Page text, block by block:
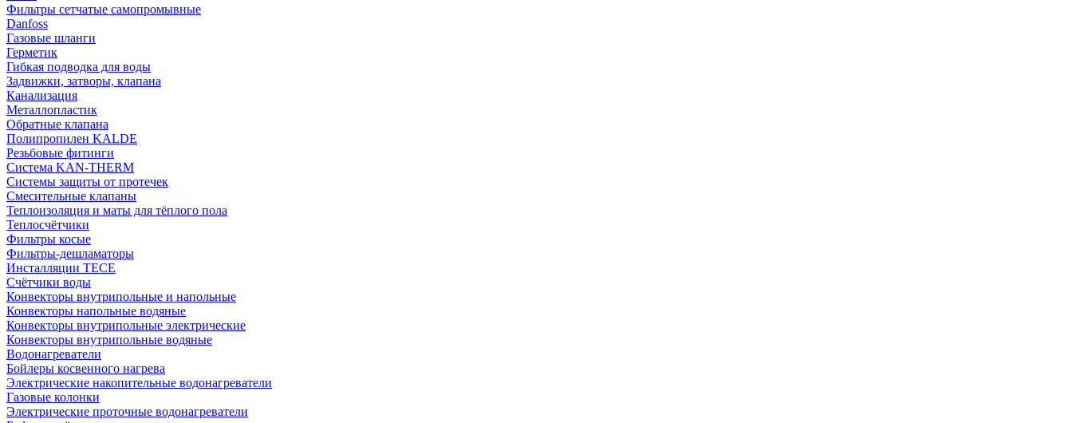
Фильтры сетчатые самопромывные
Danfoss
Газовые шланги
Герметик
Гибкая подводка для воды
Задвижки, затворы, клапана
Канализация
Металлопластик
Обратные клапана
Полипропилен KALDE
Резьбовые фитинги
Система KAN-THERM
Системы защиты от протечек
Смесительные клапаны
Теплоизоляция и маты для тёплого пола
Теплосчётчики
Фильтры косые
Фильтры-дешламаторы
Инсталляции TECE
Счётчики воды
Конвекторы внутрипольные и напольные
Конвекторы напольные водяные
Конвекторы внутрипольные электрические
Конвекторы внутрипольные водяные
Водонагреватели
Бойлеры косвенного нагрева
Электрические накопительные водонагреватели
Газовые колонки
Электрические проточные водонагреватели